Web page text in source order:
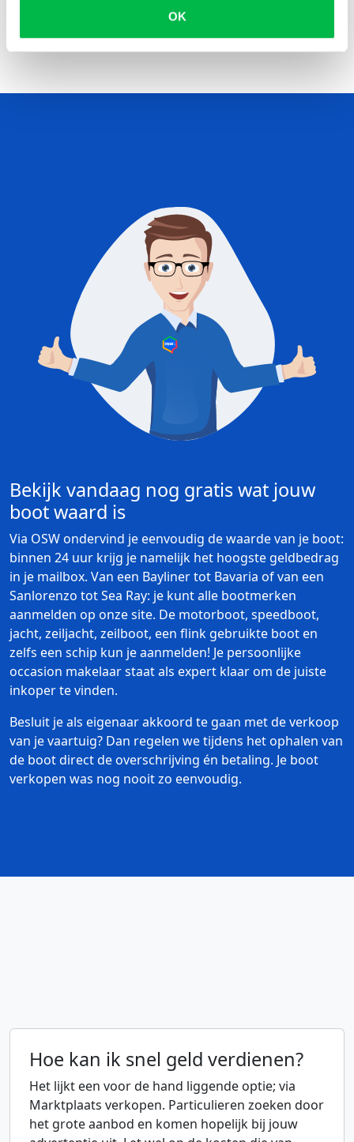
OK
Bekijk vandaag nog gratis wat jouw
boot waard is
Via OSW ondervind je eenvoudig de waarde van je boot:
binnen 24 uur krijg je namelijk het hoogste geldbedrag
in je mailbox. Van een Bayliner tot Bavaria of van een
Sanlorenzo tot Sea Ray: je kunt alle bootmerken
aanmelden op onze site. De motorboot, speedboot,
jacht, zeiljacht, zeilboot, een flink gebruikte boot en
zelfs een schip kun je aanmelden! Je persoonlijke
occasion makelaar staat als expert klaar om de juiste
inkoper te vinden.
Besluit je als eigenaar akkoord te gaan met de verkoop
van je vaartuig? Dan regelen we tijdens het ophalen van
de boot direct de overschrijving én betaling. Je boot
verkopen was nog nooit zo eenvoudig.
Hoe kan ik snel geld verdienen?
Het lijkt een voor de hand liggende optie; via
Marktplaats verkopen. Particulieren zoeken door
het grote aanbod en komen hopelijk bij jouw